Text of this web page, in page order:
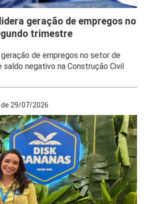
geração de empregos no
trimestre
de empregos no setor de
saldo negativo na Construção Civil
de 29/07/2026